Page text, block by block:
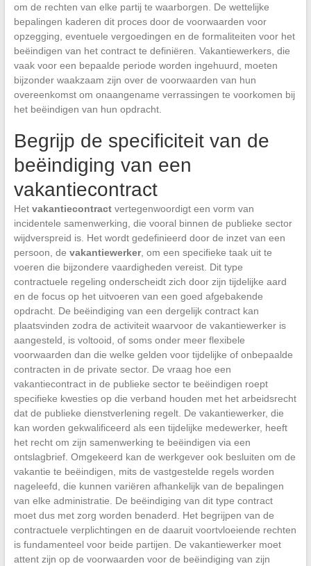
om de rechten van elke partij te waarborgen. De wettelijke
bepalingen kaderen dit proces door de voorwaarden voor
opzegging, eventuele vergoedingen en de formaliteiten voor het
beëindigen van het contract te definiëren. Vakantiewerkers, die
vaak voor een bepaalde periode worden ingehuurd, moeten
bijzonder waakzaam zijn over de voorwaarden van hun
overeenkomst om onaangename verrassingen te voorkomen bij
het beëindigen van hun opdracht.
Begrijp de specificiteit van de
beëindiging van een
vakantiecontract
Het vakantiecontractvertegenwoordigt een vorm van
incidentele samenwerking, die vooral binnen de publieke sector
wijdverspreid is. Het wordt gedefinieerd door de inzet van een
persoon, de vakantiewerker, om een specifieke taak uit te
voeren die bijzondere vaardigheden vereist. Dit type
contractuele regeling onderscheidt zich door zijn tijdelijke aard
en de focus op het uitvoeren van een goed afgebakende
opdracht. De beëindiging van een dergelijk contract kan
plaatsvinden zodra de activiteit waarvoor de vakantiewerker is
aangesteld, is voltooid, of soms onder meer flexibele
voorwaarden dan die welke gelden voor tijdelijke of onbepaalde
contracten in de private sector. De vraag hoe een
vakantiecontract in de publieke sector te beëindigen roept
specifieke kwesties op die verband houden met het arbeidsrecht
dat de publieke dienstverlening regelt. De vakantiewerker, die
kan worden gekwalificeerd als een tijdelijke medewerker, heeft
het recht om zijn samenwerking te beëindigen via een
ontslagbrief. Omgekeerd kan de werkgever ook besluiten om de
vakantie te beëindigen, mits de vastgestelde regels worden
nageleefd, die kunnen variëren afhankelijk van de bepalingen
van elke administratie. De beëindiging van dit type contract
moet dus met zorg worden benaderd. Het begrijpen van de
contractuele verplichtingen en de daaruit voortvloeiende rechten
is fundamenteel voor beide partijen. De vakantiewerker moet
attent zijn op de voorwaarden voor de beëindiging van zijn